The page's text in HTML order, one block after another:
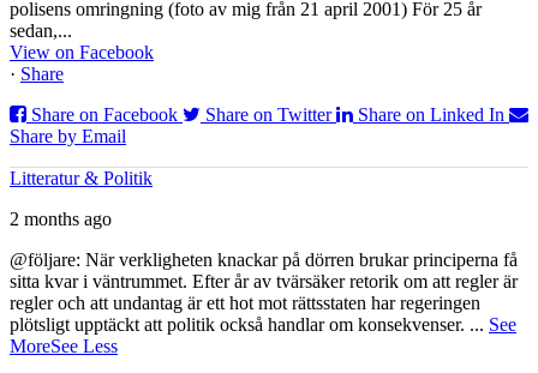
polisens omringning (foto av mig från 21 april 2001) För 25 år
sedan,...
View on Facebook
· Share
Share on Facebook
Share on Twitter
Share on Linked In
Share by Email
Litteratur & Politik
2 months ago
@följare: När verkligheten knackar på dörren brukar principerna få
sitta kvar i väntrummet. Efter år av tvärsäker retorik om att regler är
regler och att undantag är ett hot mot rättsstaten har regeringen
plötsligt upptäckt att politik också handlar om konsekvenser. ... See
MoreSee Less